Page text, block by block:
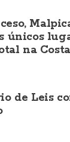
únicos
na
de Leis